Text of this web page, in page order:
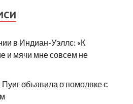
в Индиан-Уэллс: «К
и мячи мне совсем не
объявила о помолвке с